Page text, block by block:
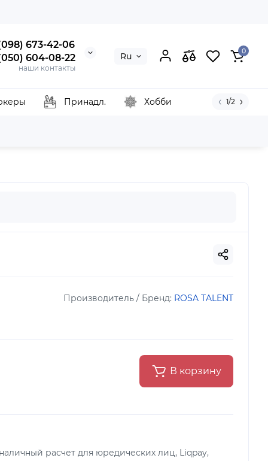
673-42-06
604-08-22
наши контакты
Ru 0
Принадл. Хобби 1/2
Производитель / Бренд: ROSA TALENT
В корзину
расчет для юредических лиц, Liqpay,